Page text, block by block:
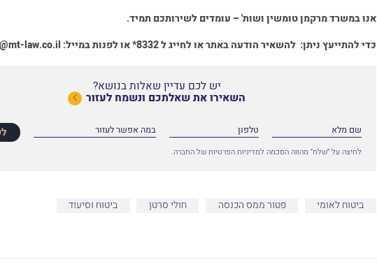
אנו במשרד מרקמן טומשין ושות' – עומדים לשירותכם תמיד.
כדי להתייעץ ניתן:להשאיר הודעה באתראו לחייג ל8332* או לפנות במייל:
law.co.il
יש לכם עדיין שאלות בנושא?
השאירו את שאלתכם ונשמח לעזור
לחיצה על ״שלח״ מהווה הסכמה למדיניות הפרטיות של החברה.
ביטוח לאומי פטור ממס הכנסה חולי סרטן ביטוח וסיעוד